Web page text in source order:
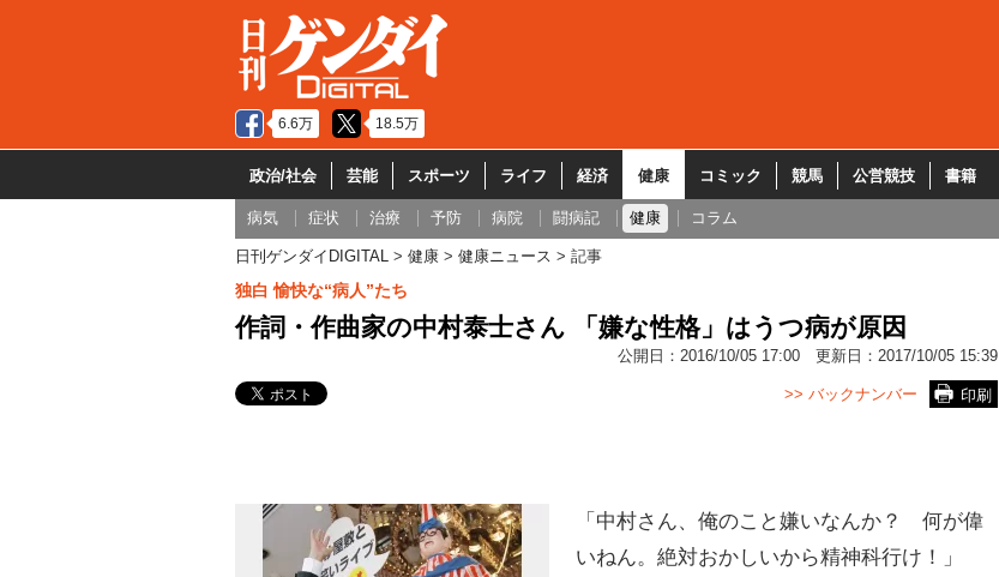
6.6万 18.5万
政治/社会 芸能 スポーツ ライフ 経済 健康 コミック 競馬 公営競技 書籍
病気 症状 治療 予防 病院 闘病記 健康 コラム
日刊ゲンダイDIGITAL 健康 健康ニュース 記事
独白 愉快な“病人”たち
作詞・作曲家の中村泰士さん 「嫌な性格」はうつ病が原因
公開日： 2016/10/05 17:00 更新日： 2017/10/05 15:39
印刷
>> バックナンバー
「中村さん、俺のこと嫌いなんか？ 何が偉
いねん。絶対おかしいから精神科行け！」